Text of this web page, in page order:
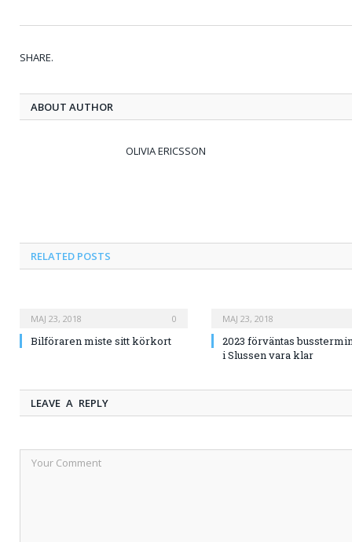
SHARE.
ABOUT AUTHOR
OLIVIA ERICSSON
RELATED POSTS
MAJ 23, 2018 0
Bilföraren miste sitt körkort
MAJ 23, 2018
2023 förväntas
i Slussen vara klar
LEAVE A REPLY